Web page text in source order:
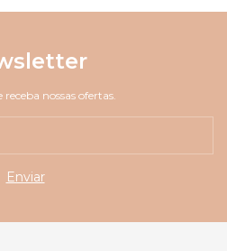
receba nossas ofertas.